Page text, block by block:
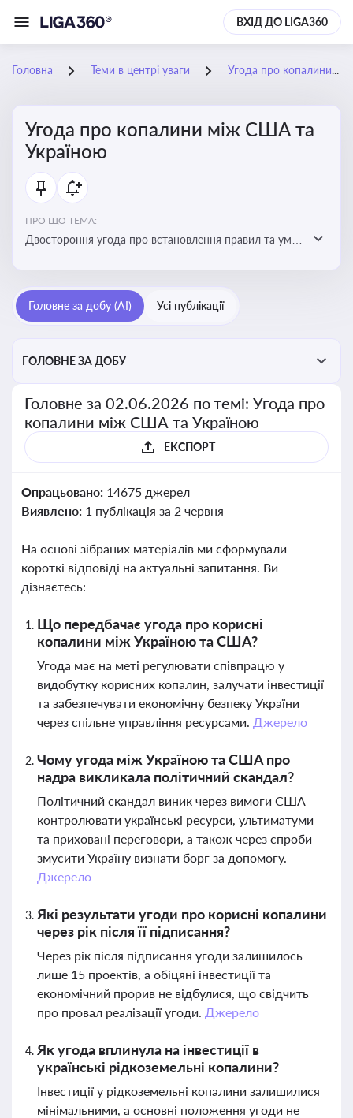
ВХІД ДО LIGA360
Головна Теми в центрі уваги Угода про копалини між США та Україною
Угода про копалини між США та
Україною
ПРО ЩО ТЕМА:
Двостороння угода про встановлення правил та умов
перспективи України
Головне за добу (AI) Усі публікації
ГОЛОВНЕ ЗА ДОБУ
Головне за 02.06.2026 по темі: Угода про
копалини між США та Україною
ЕКСПОРТ
Опрацьовано: 14675 джерел
Виявлено: 1 публікація за 2 червня
На основі зібраних матеріалів ми сформували
короткі відповіді на актуальні запитання. Ви
дізнаєтесь:
Що передбачає угода про корисні
копалини між Україною та США?
Угода має на меті регулювати співпрацю у
видобутку корисних копалин, залучати інвестиції
та забезпечувати економічну безпеку України
через спільне управління ресурсами. Джерело
Чому угода між Україною та США про
надра викликала політичний скандал?
Політичний скандал виник через вимоги США
контролювати українські ресурси, ультиматуми
та приховані переговори, а також через спроби
змусити Україну визнати борг за допомогу.
Джерело
Які результати угоди про корисні копалини
через рік після її підписання?
Через рік після підписання угоди залишилось
лише 15 проектів, а обіцяні інвестиції та
економічний прорив не відбулися, що свідчить
про провал реалізації угоди. Джерело
Як угода вплинула на інвестиції в
українські рідкоземельні копалини?
Інвестиції у рідкоземельні копалини залишилися
мінімальними, а основні положення угоди не